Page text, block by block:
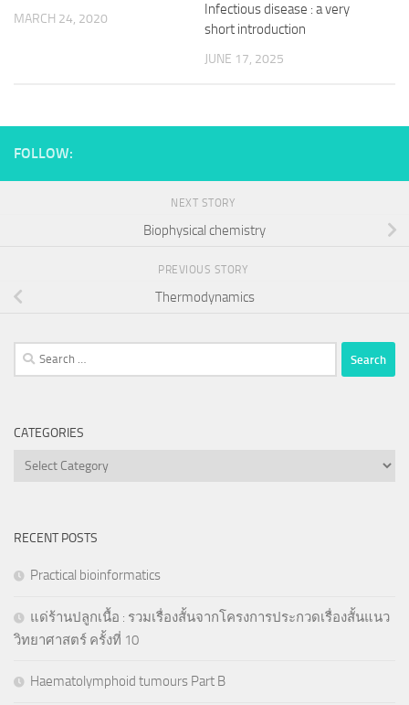
MARCH 24, 2020
Infectious disease : a very
short introduction
JUNE 17, 2025
FOLLOW:
NEXT STORY
Biophysical chemistry
PREVIOUS STORY
Thermodynamics
Search
for:
CATEGORIES
Categories
RECENT POSTS
Practical bioinformatics
แด่ร้านปลูกเนื้อ : รวมเรื่องสั้นจากโครงการประกวดเรื่องสั้นแนว
วิทยาศาสตร์ ครั้งที่ 10
Haematolymphoid tumours Part B